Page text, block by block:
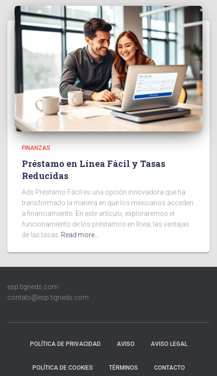
FINANZAS
Préstamo en Línea Fácil y Tasas
Reducidas
Ads Préstamo Fácil es una opción innovadora que ha
transformado la manera en que los mexicanos acceden
a financiamiento. En este artículo, exploraremos el
funcionamiento de los préstamos en línea, las ventajas
de las tasas Read more…
esp.tigneds.com
contato@esp.tigneds.com
POLÍTICA DE PRIVACIDAD AVISO AVISO LEGAL
POLÍTICA DE COOKIES TÉRMINOS CONTACTO